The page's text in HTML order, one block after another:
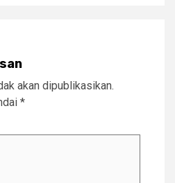
akan dipublikasikan.
*